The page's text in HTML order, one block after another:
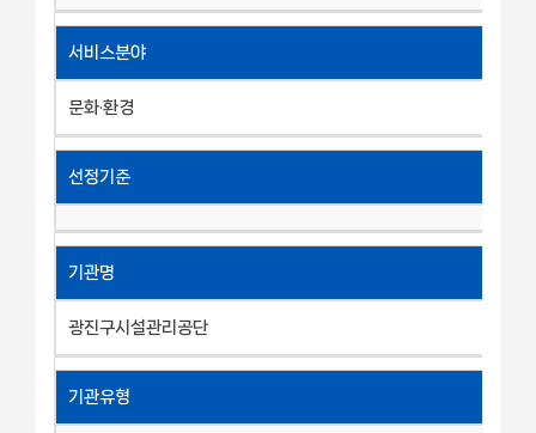
서비스분야
문화·환경
선정기준
기관명
광진구시설관리공단
기관유형